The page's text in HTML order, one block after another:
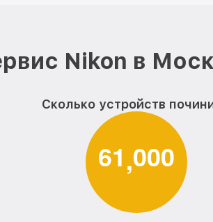
Nikon в
Сколько устройств
61,000